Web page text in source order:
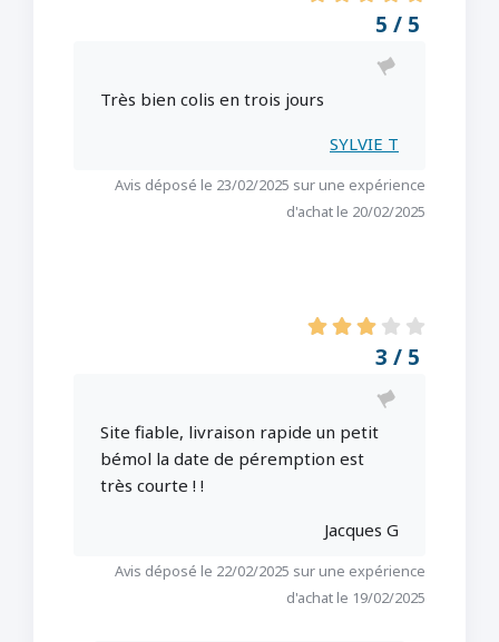
5 / 5
Très bien colis en trois jours
SYLVIE T
Avis déposé le 23/02/2025 sur une expérience
d'achat le 20/02/2025
3 / 5
Site fiable, livraison rapide un petit
bémol la date de péremption est
très courte ! !
Jacques G
Avis déposé le 22/02/2025 sur une expérience
d'achat le 19/02/2025